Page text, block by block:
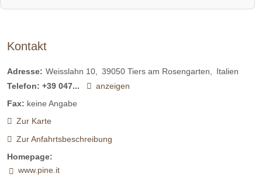
Kontakt
Adresse: Weisslahn 10 39050 Tiers am Rosengarten
Italien
Telefon: +39 047...
anzeigen
Fax: keine Angabe
Zur Karte
Zur Anfahrtsbeschreibung
Homepage:
www.pine.it